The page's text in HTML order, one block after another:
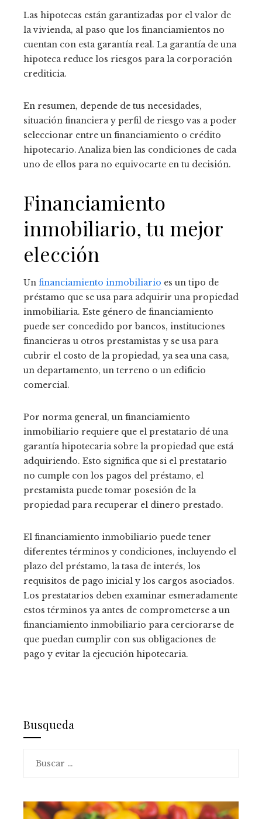
Las hipotecas están garantizadas por el valor de
la vivienda, al paso que los financiamientos no
cuentan con esta garantía real. La garantía de una
hipoteca reduce los riesgos para la corporación
crediticia.
En resumen, depende de tus necesidades,
situación financiera y perfil de riesgo vas a poder
seleccionar entre un financiamiento o crédito
hipotecario. Analiza bien las condiciones de cada
uno de ellos para no equivocarte en tu decisión.
Financiamiento
inmobiliario, tu mejor
elección
Un financiamiento inmobiliario es un tipo de
préstamo que se usa para adquirir una propiedad
inmobiliaria. Este género de financiamiento
puede ser concedido por bancos, instituciones
financieras u otros prestamistas y se usa para
cubrir el costo de la propiedad, ya sea una casa,
un departamento, un terreno o un edificio
comercial.
Por norma general, un financiamiento
inmobiliario requiere que el prestatario dé una
garantía hipotecaria sobre la propiedad que está
adquiriendo. Esto significa que si el prestatario
no cumple con los pagos del préstamo, el
prestamista puede tomar posesión de la
propiedad para recuperar el dinero prestado.
El financiamiento inmobiliario puede tener
diferentes términos y condiciones, incluyendo el
plazo del préstamo, la tasa de interés, los
requisitos de pago inicial y los cargos asociados.
Los prestatarios deben examinar esmeradamente
estos términos ya antes de comprometerse a un
financiamiento inmobiliario para cerciorarse de
que puedan cumplir con sus obligaciones de
pago y evitar la ejecución hipotecaria.
Busqueda